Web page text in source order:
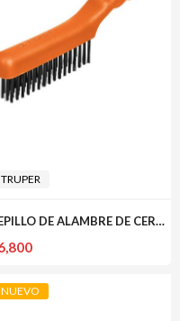
TRUPER
CEPILLO DE ALAMBRE DE CERDAS ACERO AL CARBONO 64 PINCELES TRUPER
NUEVO